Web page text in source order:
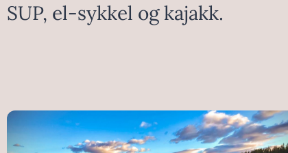
SUP, el-sykkel og kajakk.